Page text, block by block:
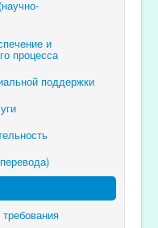
и
процесса
поддержки